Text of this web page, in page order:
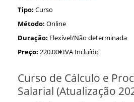
Tipo: Curso
Método: Online
Duração: Flexível/Não determinada
Preço: 220.00€IVA Incluído
Curso de Cálculo e
Salarial (Atualização